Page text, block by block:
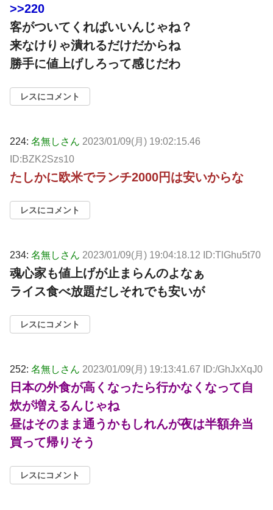
>>220
客がついてくればいいんじゃね？
来なけりゃ潰れるだけだからね
勝手に値上げしろって感じだわ
レスにコメント
224: 名無しさん 2023/01/09(月) 19:02:15.46
ID:BZK2Szs10
たしかに欧米でランチ2000円は安いからな
レスにコメント
234: 名無しさん 2023/01/09(月) 19:04:18.12 ID:TlGhu5t70
魂心家も値上げが止まらんのよなぁ
ライス食べ放題だしそれでも安いが
レスにコメント
252: 名無しさん 2023/01/09(月) 19:13:41.67 ID:/GhJxXqJ0
日本の外食が高くなったら行かなくなって自
炊が増えるんじゃね
昼はそのまま通うかもしれんが夜は半額弁当
買って帰りそう
レスにコメント